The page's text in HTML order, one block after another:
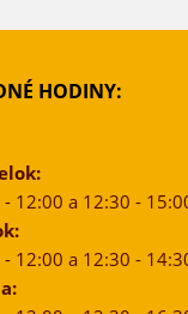
HODINY:
12:00 a 12:30 -
12:00 a 12:30 -